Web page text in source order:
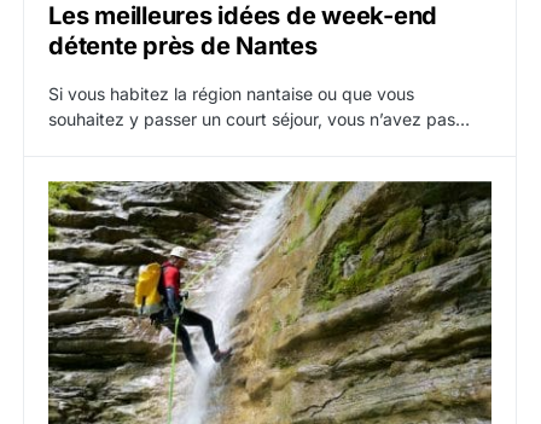
Les meilleures idées de week-end
détente près de Nantes
Si vous habitez la région nantaise ou que vous
souhaitez y passer un court séjour, vous n’avez pas…